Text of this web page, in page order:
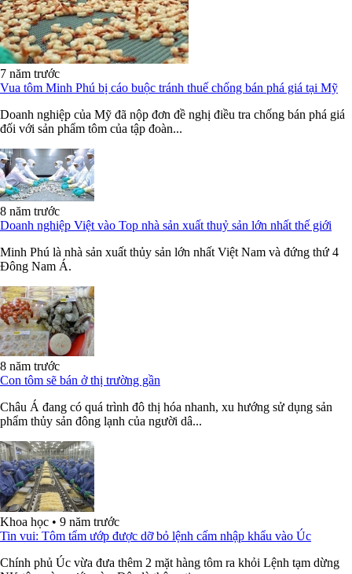
7 năm trước
Vua tôm Minh Phú bị cáo buộc tránh thuế chống bán phá giá tại Mỹ
Doanh nghiệp của Mỹ đã nộp đơn đề nghị điều tra chống bán phá giá
đối với sản phẩm tôm của tập đoàn...
8 năm trước
Doanh nghiệp Việt vào Top nhà sản xuất thuỷ sản lớn nhất thế giới
Minh Phú là nhà sản xuất thủy sản lớn nhất Việt Nam và đứng thứ 4
Đông Nam Á.
8 năm trước
Con tôm sẽ bán ở thị trường gần
Châu Á đang có quá trình đô thị hóa nhanh, xu hướng sử dụng sản
phẩm thủy sản đông lạnh của người dâ...
Khoa học • 9 năm trước
Tin vui: Tôm tẩm ướp được dỡ bỏ lệnh cấm nhập khẩu vào Úc
Chính phủ Úc vừa đưa thêm 2 mặt hàng tôm ra khỏi Lệnh tạm dừng